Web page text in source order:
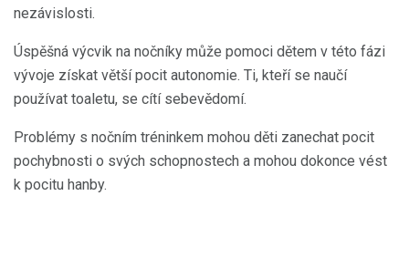
nezávislosti.
Úspěšná výcvik na nočníky může pomoci dětem v této fázi
vývoje získat větší pocit autonomie. Ti, kteří se naučí
používat toaletu, se cítí sebevědomí.
Problémy s nočním tréninkem mohou děti zanechat pocit
pochybnosti o svých schopnostech a mohou dokonce vést
k pocitu hanby.